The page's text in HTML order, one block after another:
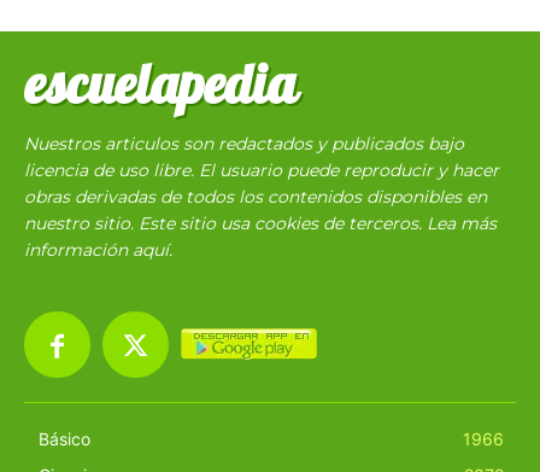
escuelapedia
Nuestros articulos son redactados y publicados bajo
licencia de uso libre. El usuario puede reproducir y hacer
obras derivadas de todos los contenidos disponibles en
nuestro sitio. Este sitio usa cookies de terceros. Lea más
información aquí.
Básico
1966